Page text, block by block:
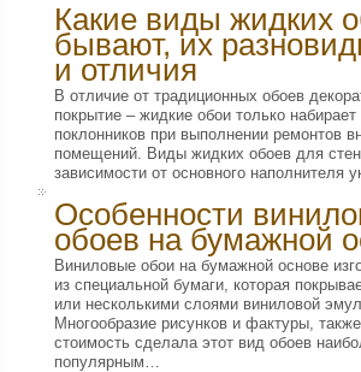
Какие виды жидких
бывают, их
и отличия
В отличие от традиционных обоев
покрытие – жидкие обои только
поклонников при выполнении ремонтов
помещений. Виды жидких обоев для
зависимости от основного наполнителя
Особенности
обоев на бумажной
Виниловые обои на бумажной основе
из специальной бумаги, которая
или несколькими слоями виниловой
Многообразие рисунков и фактуры,
стоимость сделала этот вид обоев
популярным…